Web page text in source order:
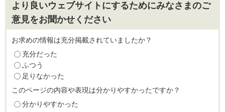
より良いウェブサイトにするためにみなさまのご
意見をお聞かせください
お求めの情報は充分掲載されていましたか？
充分だった
ふつう
足りなかった
このページの内容や表現は分かりやすかったですか？
分かりやすかった